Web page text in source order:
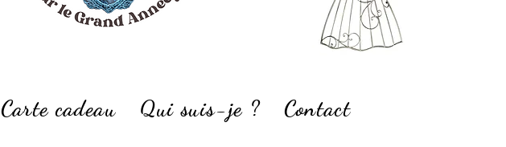
Carte cadeau Qui suis-je ? Contact